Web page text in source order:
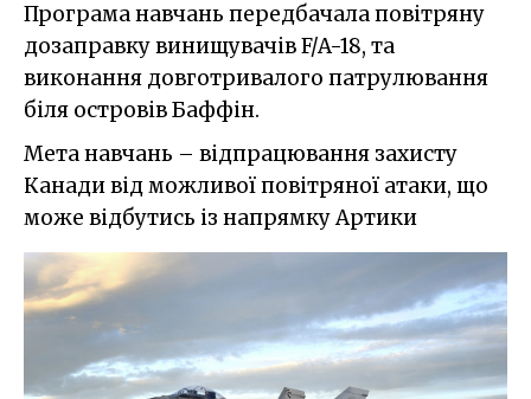
Програма навчань передбачала повітряну
дозаправку винищувачів F/A-18, та
виконання довготривалого патрулювання
біля островів Баффін.
Мета навчань – відпрацювання захисту
Канади від можливої повітряної атаки, що
може відбутись із напрямку Артики